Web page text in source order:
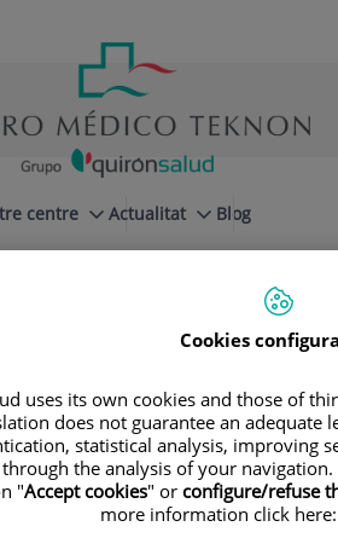
centre Actualitat Blog
Cookies
uses its own cookies and those of
does not guarantee an adequate
statistical analysis, improving
the analysis of your navigation.
"Accept cookies" or configure/refuse
more information click here: